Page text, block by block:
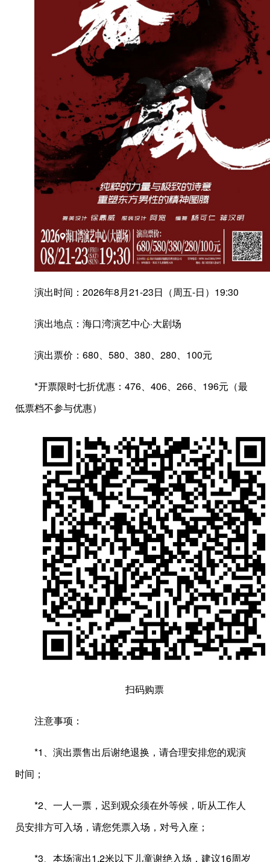
演出时间：2026年8月21-23日（周五-日）19:30
演出地点：海口湾演艺中心·大剧场
演出票价：680、580、380、280、100元
*开票限时七折优惠：476、406、266、196元（最
低票档不参与优惠）
扫码购票
注意事项：
*1、演出票售出后谢绝退换，请合理安排您的观演
时间；
*2、一人一票，迟到观众须在外等候，听从工作人
员安排方可入场，请您凭票入场，对号入座；
*3、本场演出1.2米以下儿童谢绝入场，建议16周岁